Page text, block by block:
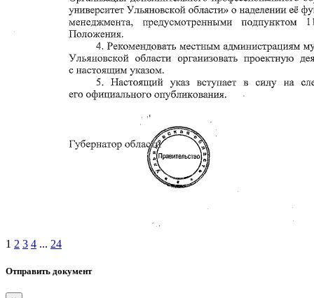
1 2 3 4 ... 24
Отправить документ